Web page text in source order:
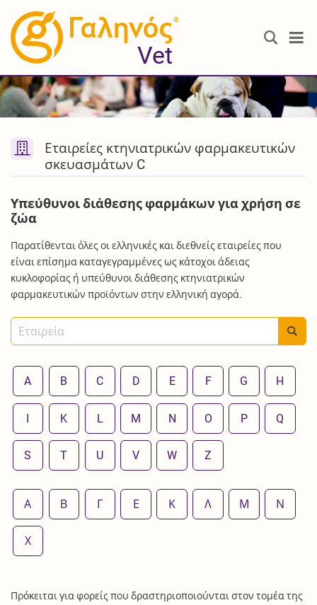
®
Vet
Εταιρείες κτηνιατρικών φαρμακευτικών
σκευασμάτων C
Υπεύθυνοι διάθεσης φαρμάκων για χρήση σε
ζώα
Παρατίθενται όλες οι ελληνικές και διεθνείς εταιρείες που
είναι επίσημα καταγεγραμμένες ως κάτοχοι άδειας
κυκλοφορίας ή υπεύθυνοι διάθεσης κτηνιατρικών
φαρμακευτικών προϊόντων στην ελληνική αγορά.
A B C D E F G H
I K L M N O P Q
S T U V W Z
Α Β Γ Ε Κ Λ Μ Ν
Χ
Πρόκειται για φορείς που δραστηριοποιούνται στον τομέα της